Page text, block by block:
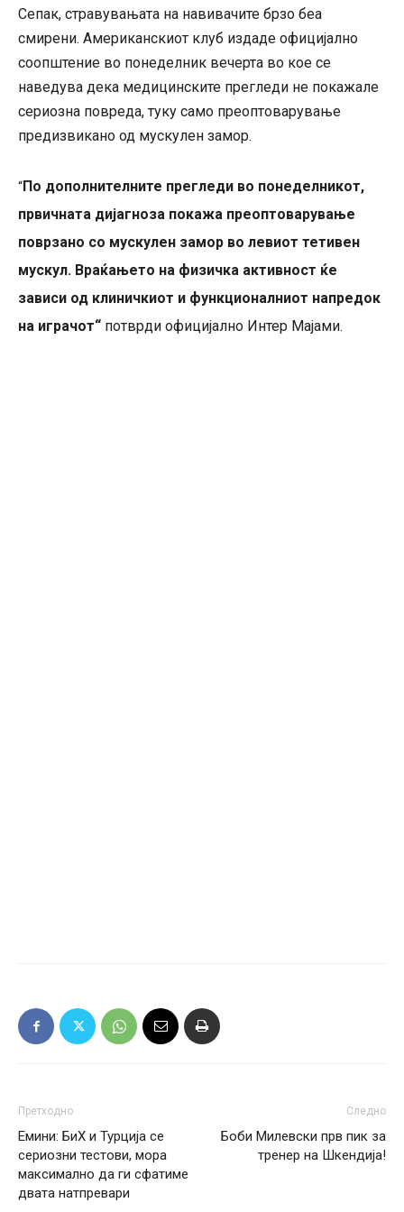
Сепак, стравувањата на навивачите брзо беа
смирени. Американскиот клуб издаде официјално
соопштение во понеделник вечерта во кое се
наведува дека медицинските прегледи не покажале
сериозна повреда, туку само преоптоварување
предизвикано од мускулен замор.
“По дополнителните прегледи во понеделникот,
првичната дијагноза покажа преоптоварување
поврзано со мускулен замор во левиот тетивен
мускул. Враќањето на физичка активност ќе
зависи од клиничкиот и функционалниот напредок
на играчот“ потврди официјално Интер Мајами.
Претходно
Емини: БиХ и Турција се
сериозни тестови, мора
максимално да ги сфатиме
двата натпревари
Следно
Боби Милевски прв пик за
тренер на Шкендија!